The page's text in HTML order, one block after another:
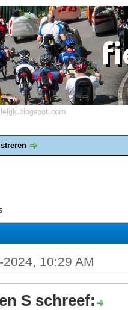
2024, 10:29 AM
S schreef: